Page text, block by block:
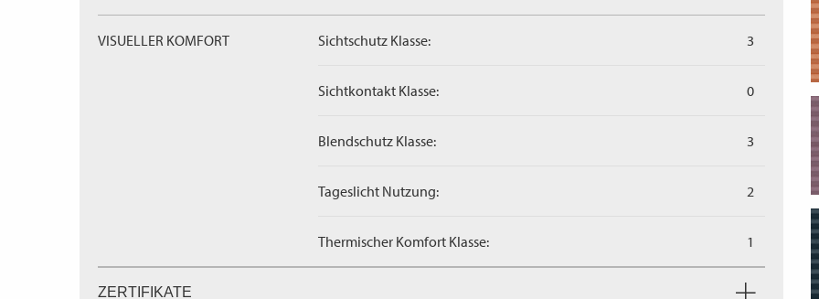
VISUELLER KOMFORT Sichtschutz Klasse: 3
Sichtkontakt Klasse: 0
Blendschutz Klasse: 3
Tageslicht Nutzung: 2
Thermischer Komfort Klasse: 1
ZERTIFIKATE